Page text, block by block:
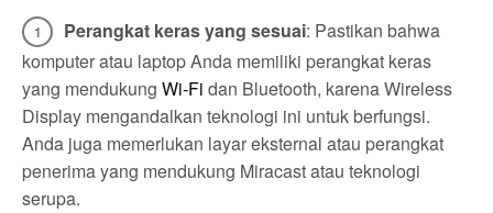
Perangkat keras yang sesuai: Pastikan bahwa
komputer atau laptop Anda memiliki perangkat keras
yang mendukung Wi-Fi dan Bluetooth, karena Wireless
Display mengandalkan teknologi ini untuk berfungsi.
Anda juga memerlukan layar eksternal atau perangkat
penerima yang mendukung Miracast atau teknologi
serupa.